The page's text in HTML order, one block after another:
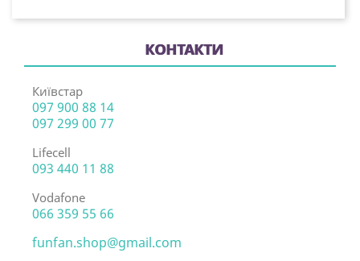
КОНТАКТИ
Київстар
097 900 88 14
097 299 00 77
Lifecell
093 440 11 88
Vodafone
066 359 55 66
funfan.shop@gmail.com